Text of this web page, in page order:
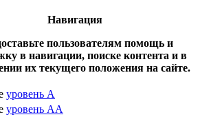
Навигация
пользователям помощь и
в навигации, поиске контента и в
их текущего положения на сайте.
уровень А
уровень АА